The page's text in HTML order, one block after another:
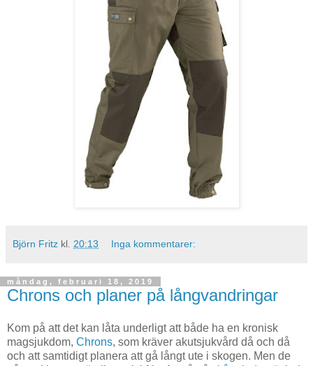
Björn Fritz kl. 20:13 Inga kommentarer:
måndag, februari 18, 2019
Chrons och planer på långvandringar
Kom på att det kan låta underligt att både ha en kronisk
magsjukdom, Chrons, som kräver akutsjukvård då och då
och att samtidigt planera att gå långt ute i skogen. Men de